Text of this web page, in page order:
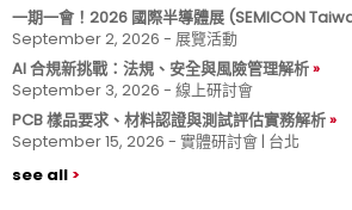
一期一會！2026 國際半導體展 (SEMICON
September 2, 2026 - 展覽活動
AI 合規新挑戰：法規、安全與風險管理解析
September 3, 2026 - 線上研討會
PCB 樣品要求、材料認證與測試評估實務解析
September 15, 2026 - 實體研討會 | 台北
see all